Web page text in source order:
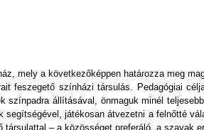
mely a következőképpen határozza meg
feszegető színházi társulás. Pedagógiai
színpadra állításával, önmaguk minél
segítségével, játékosan átvezetni a felnőtté
– a közösséget preferáló, a szavak